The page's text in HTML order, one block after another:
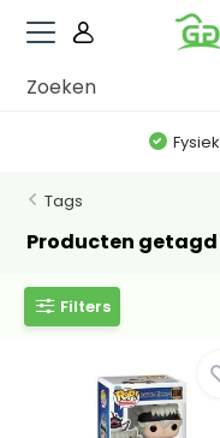
Tags
Producten
Filters